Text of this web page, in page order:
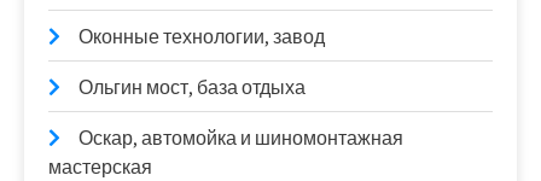
Оконные технологии, завод
Ольгин мост, база отдыха
Оскар, автомойка и шиномонтажная
мастерская